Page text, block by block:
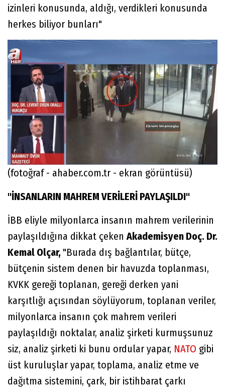
izinleri konusunda, aldığı, verdikleri konusunda
herkes biliyor bunları"
(fotoğraf - ahaber.com.tr - ekran görüntüsü)
"İNSANLARIN MAHREM VERİLERİ PAYLAŞILDI"
İBB eliyle milyonlarca insanın mahrem verilerinin
paylaşıldığına dikkat çeken Akademisyen Doç. Dr.
Kemal Olçar, "Burada dış bağlantılar, bütçe,
bütçenin sistem denen bir havuzda toplanması,
KVKK gereği toplanan, gereği derken yani
karşıtlığı açısından söylüyorum, toplanan veriler,
milyonlarca insanın çok mahrem verileri
paylaşıldığı noktalar, analiz şirketi kurmuşsunuz
siz, analiz şirketi ki bunu ordular yapar, NATO gibi
üst kuruluşlar yapar, toplama, analiz etme ve
dağıtma sistemini, çark, bir istihbarat çarkı